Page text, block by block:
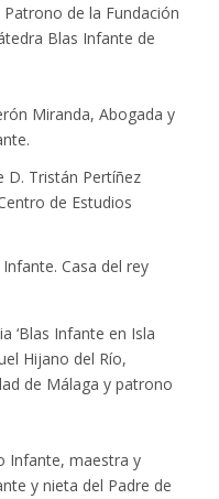
de la Fundación
Blas Infante de
Miranda, Abogada y
D. Tristán Pertíñez
de Estudios
Casa del rey
‘Blas Infante en Isla
Hijano del Río,
de Málaga y patrono
Infante, maestra y
y nieta del Padre de